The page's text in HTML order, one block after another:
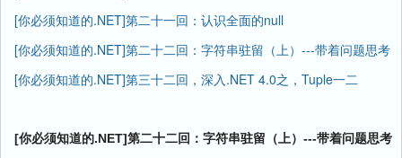
[你必须知道的.NET]第二十一回：认识全面的null
[你必须知道的.NET]第二十二回：字符串驻留（上）---带着问题思考
[你必须知道的.NET]第三十二回，深入.NET 4.0之，Tuple一二
[你必须知道的.NET]第二十二回：字符串驻留（上）---带着问题思考